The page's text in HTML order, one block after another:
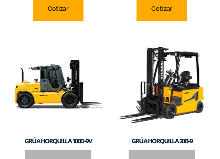
Cotizar Cotizar
GRÚA HORQUILLA 100D-9V GRÚA HORQUILLA 20B-9